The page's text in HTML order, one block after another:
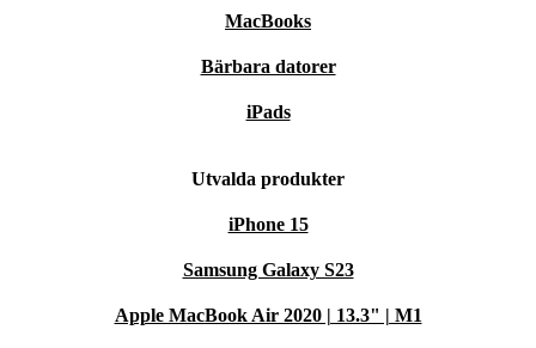
MacBooks
Bärbara datorer
iPads
Utvalda produkter
iPhone 15
Samsung Galaxy S23
Apple MacBook Air 2020 | 13.3" | M1